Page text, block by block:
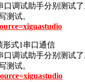
调试助手分别测试
测试。
形式1串口通信
调试助手分别测试
测试。